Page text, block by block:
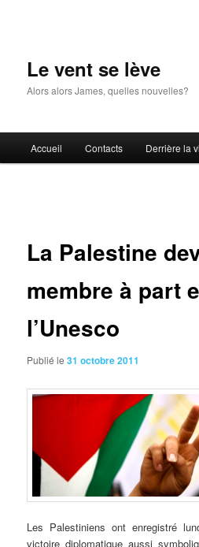
Le vent se lève
Alors alors James, quelles nouvelles?
principal
Accueil Contacts Derrière la
La Palestine
membre à part
l’Unesco
Publié le31 octobre 2011
Les Palestiniens ont enregistré
victoire diplomatique aussi